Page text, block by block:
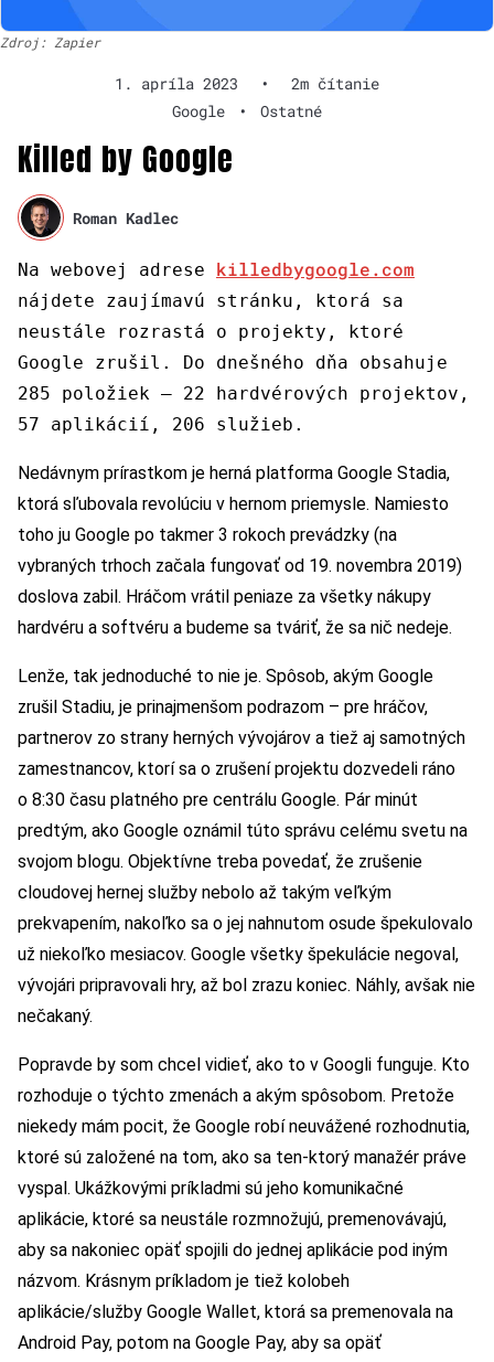
Zdroj: Zapier
1. apríla 2023 •
2m čítanie
Google
• Ostatné
Killed by Google
Roman Kadlec
Na webovej adrese killedbygoogle.com
nájdete zaujímavú stránku, ktorá sa
neustále rozrastá o projekty, ktoré
Google zrušil. Do dnešného dňa obsahuje
285 položiek – 22 hardvérových projektov,
57 aplikácií, 206 služieb.
Nedávnym prírastkom je herná platforma Google Stadia,
ktorá sľubovala revolúciu v hernom priemysle. Namiesto
toho ju Google po takmer 3 rokoch prevádzky (na
vybraných trhoch začala fungovať od 19. novembra 2019)
doslova zabil. Hráčom vrátil peniaze za všetky nákupy
hardvéru a softvéru a budeme sa tváriť, že sa nič nedeje.
Lenže, tak jednoduché to nie je. Spôsob, akým Google
zrušil Stadiu, je prinajmenšom podrazom – pre hráčov,
partnerov zo strany herných vývojárov a tiež aj samotných
zamestnancov, ktorí sa o zrušení projektu dozvedeli ráno
o 8:30 času platného pre centrálu Google. Pár minút
predtým, ako Google oznámil túto správu celému svetu na
svojom blogu. Objektívne treba povedať, že zrušenie
cloudovej hernej služby nebolo až takým veľkým
prekvapením, nakoľko sa o jej nahnutom osude špekulovalo
už niekoľko mesiacov. Google všetky špekulácie negoval,
vývojári pripravovali hry, až bol zrazu koniec. Náhly, avšak nie
nečakaný.
Popravde by som chcel vidieť, ako to v Googli funguje. Kto
rozhoduje o týchto zmenách a akým spôsobom. Pretože
niekedy mám pocit, že Google robí neuvážené rozhodnutia,
ktoré sú založené na tom, ako sa ten-ktorý manažér práve
vyspal. Ukážkovými príkladmi sú jeho komunikačné
aplikácie, ktoré sa neustále rozmnožujú, premenovávajú,
aby sa nakoniec opäť spojili do jednej aplikácie pod iným
názvom. Krásnym príkladom je tiež kolobeh
aplikácie/služby Google Wallet, ktorá sa premenovala na
Android Pay, potom na Google Pay, aby sa opäť